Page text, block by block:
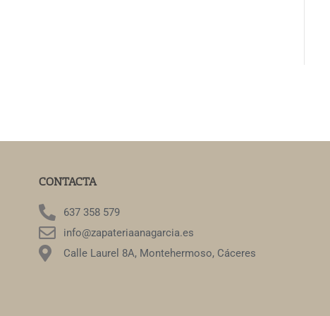
CONTACTA
637 358 579
info@zapateriaanagarcia.es
Calle Laurel 8A, Montehermoso, Cáceres